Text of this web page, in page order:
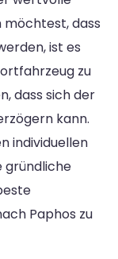
dass
ist es
zu
dass sich der
kann.
individuellen
gründliche
Paphos zu